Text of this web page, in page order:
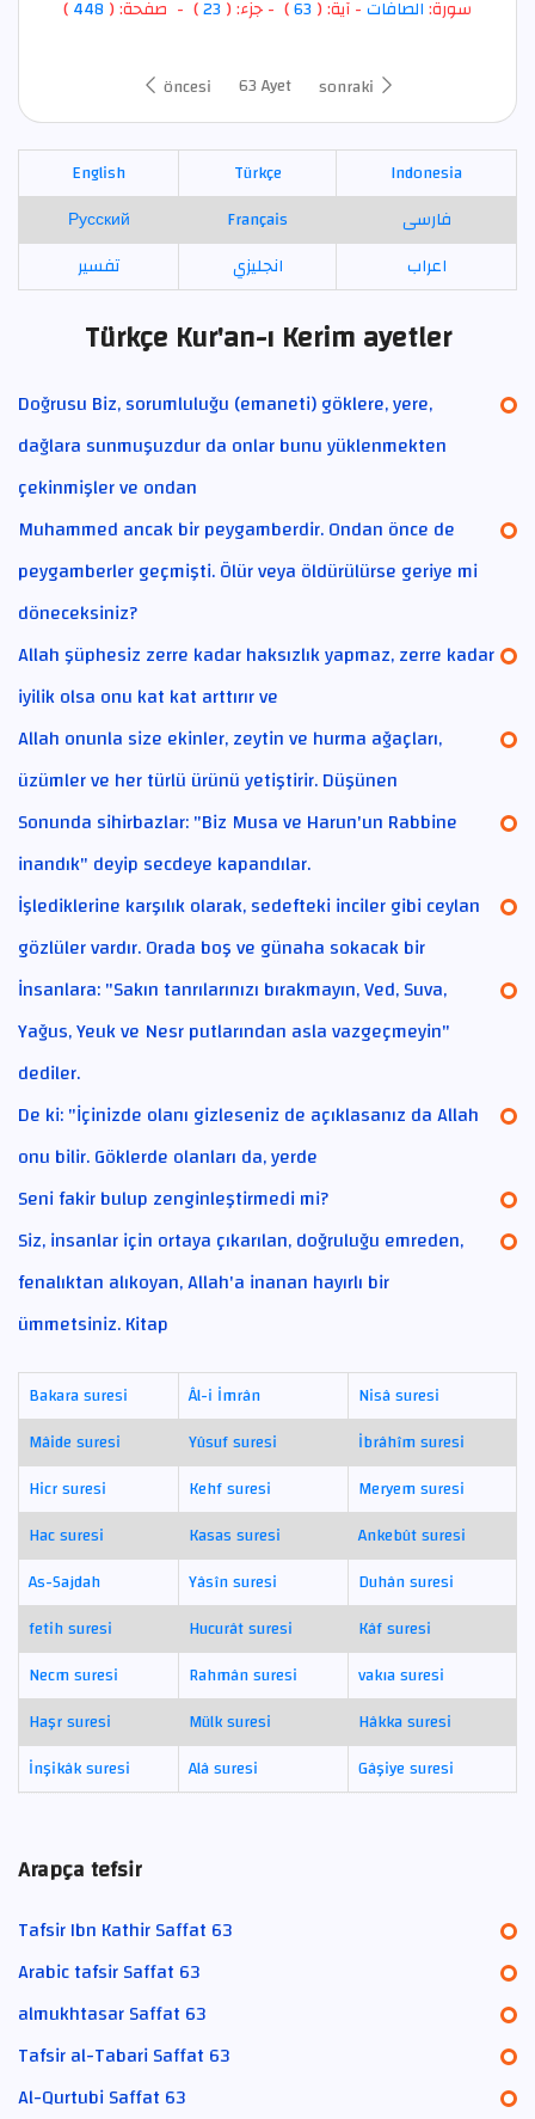
سورة:الصافات- آية: (63
) - جزء: (23) - صفحة: ( 448
)
öncesi 63 Ayet sonraki
English Türkçe
Indonesia
Русский
Français
فارسی
تفسير
انجليزي اعراب
Türkçe Kur'an-ı Kerim ayetler
Doğrusu Biz, sorumluluğu (emaneti) göklere, yere,
dağlara sunmuşuzdur da onlar bunu yüklenmekten
çekinmişler ve ondan
Muhammed ancak bir peygamberdir. Ondan önce de
peygamberler geçmişti. Ölür veya öldürülürse geriye mi
döneceksiniz?
Allah şüphesiz zerre kadar haksızlık yapmaz, zerre kadar
iyilik olsa onu kat kat arttırır ve
Allah onunla size ekinler, zeytin ve hurma ağaçları,
üzümler ve her türlü ürünü yetiştirir. Düşünen
Sonunda sihirbazlar: "Biz Musa ve Harun'un Rabbine
inandık" deyip secdeye kapandılar.
İşlediklerine karşılık olarak, sedefteki inciler gibi ceylan
gözlüler vardır. Orada boş ve günaha sokacak bir
İnsanlara: "Sakın tanrılarınızı bırakmayın, Ved, Suva,
Yağus, Yeuk ve Nesr putlarından asla vazgeçmeyin"
dediler.
De ki: "İçinizde olanı gizleseniz de açıklasanız da Allah
onu bilir. Göklerde olanları da, yerde
Seni fakir bulup zenginleştirmedi mi?
Siz, insanlar için ortaya çıkarılan, doğruluğu emreden,
fenalıktan alıkoyan, Allah'a inanan hayırlı bir
ümmetsiniz. Kitap
Bakara suresi Âl-i İmrân
Nisâ suresi
Mâide suresi
Yûsuf suresi
İbrâhîm suresi
Hicr suresi
Kehf suresi
Meryem suresi
Hac suresi
Kasas suresi
Ankebût suresi
As-Sajdah
Yâsîn suresi
Duhân suresi
fetih suresi
Hucurât suresi
Kâf suresi
Necm suresi
Rahmân suresi
vakıa suresi
Haşr suresi
Mülk suresi
Hâkka suresi
İnşikâk suresi
Alâ suresi Gâşiye suresi
Arapça tefsir
Tafsir Ibn Kathir Saffat 63
Arabic tafsir Saffat 63
almukhtasar Saffat 63
Tafsir al-Tabari Saffat 63
Al-Qurtubi Saffat 63